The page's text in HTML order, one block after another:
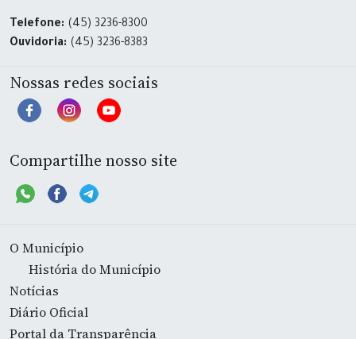
Telefone: (45) 3236-8300
Ouvidoria: (45) 3236-8383
Nossas redes sociais
Compartilhe nosso site
O Município
História do Município
Notícias
Diário Oficial
Portal da Transparência